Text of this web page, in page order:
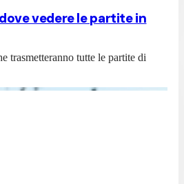
vedere le partite in
trasmetteranno tutte le partite di